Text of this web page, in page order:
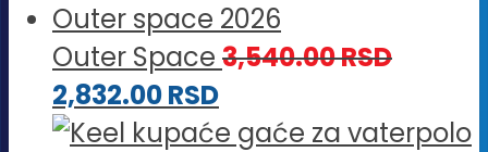
Outer Space 3,540.00RSD
2,832.00RSD